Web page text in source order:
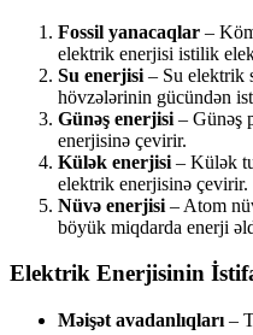
Fossil yanacaqlar –
elektrik enerjisi istilik
Su enerjisi – Su elektrik
hövzələrinin gücündən
Günəş enerjisi – Günəş
enerjisinə çevirir.
Külək enerjisi – Külək
elektrik enerjisinə çevirir.
Nüvə enerjisi – Atom
böyük miqdarda enerji
Elektrik Enerjisinin
Məişət avadanlıqları –